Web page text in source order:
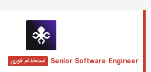
Senior Software Engineer